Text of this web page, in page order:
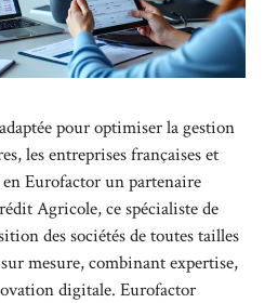
pour optimiser la gestion
les entreprises françaises et
Eurofactor un partenaire
Agricole, ce spécialiste de
des sociétés de toutes tailles
mesure, combinant expertise,
digitale. Eurofactor